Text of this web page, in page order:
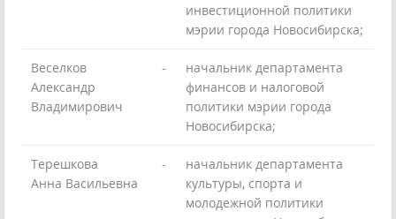
инвестиционной политики
мэрии города Новосибирска;
Веселков
Александр
Владимирович
-
начальник департамента
финансов и налоговой
политики мэрии города
Новосибирска;
Терешкова
Анна Васильевна
-
начальник департамента
культуры, спорта и
молодежной политики